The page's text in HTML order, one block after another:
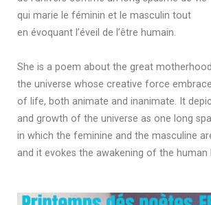
qui marie le féminin et le masculin tout
en évoquant l’éveil de l’être humain.
She is a poem about the great
the universe whose creative force
of life, both animate and inanimate. It
and growth of the universe as one long
in which the feminine and the masculine
and it evokes the awakening of the human